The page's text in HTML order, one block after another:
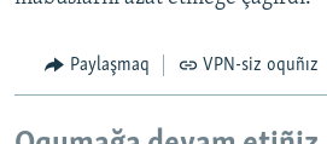
Paylaşmaq VPN-siz oquñız